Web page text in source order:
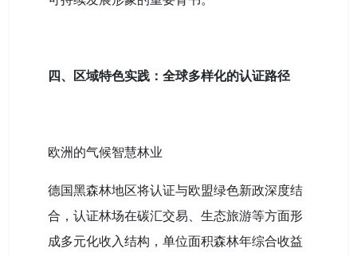
四、区域特色实践：全球多样化的认证路径
欧洲的气候智慧林业
德国黑森林地区将认证与欧盟绿色新政深度结
合，认证林场在碳汇交易、生态旅游等方面形
成多元化收入结构，单位面积森林年综合收益